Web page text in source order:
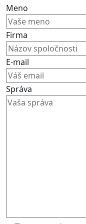
Meno
Firma
E-mail
Správa